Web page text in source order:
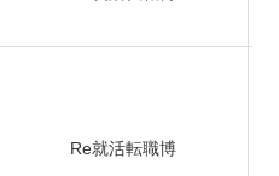
Re就活転職博